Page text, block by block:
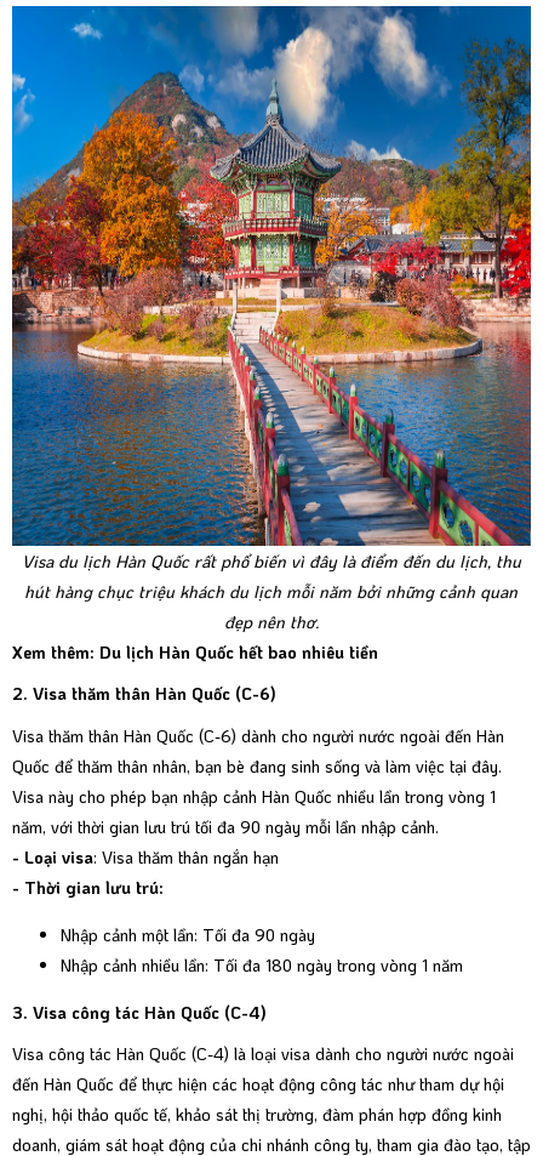
Visa du lịch Hàn Quốc rất phổ biến vì đây là điểm đến du lịch, thu
hút hàng chục triệu khách du lịch mỗi năm bởi những cảnh quan
đẹp nên thơ.
Xem thêm: Du lịch Hàn Quốc hết bao nhiêu tiền
2. Visa thăm thân Hàn Quốc (C-6)
Visa thăm thân Hàn Quốc (C-6) dành cho người nước ngoài đến Hàn
Quốc để thăm thân nhân, bạn bè đang sinh sống và làm việc tại đây.
Visa này cho phép bạn nhập cảnh Hàn Quốc nhiều lần trong vòng 1
năm, với thời gian lưu trú tối đa 90 ngày mỗi lần nhập cảnh.
- Loại visa: Visa thăm thân ngắn hạn
- Thời gian lưu trú:
Nhập cảnh một lần: Tối đa 90 ngày
Nhập cảnh nhiều lần: Tối đa 180 ngày trong vòng 1 năm
3. Visa công tác Hàn Quốc (C-4)
Visa công tác Hàn Quốc (C-4) là loại visa dành cho người nước ngoài
đến Hàn Quốc để thực hiện các hoạt động công tác như tham dự hội
nghị, hội thảo quốc tế, khảo sát thị trường, đàm phán hợp đồng kinh
doanh, giám sát hoạt động của chi nhánh công ty, tham gia đào tạo, tập